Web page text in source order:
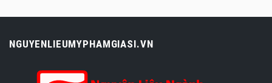
NGUYENLIEUMYPHAMGIASI.VN